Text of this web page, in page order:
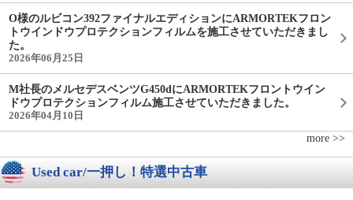
O様のルビコン392ファイナルエディションにARMORTEKフロン
トウインドウプロテクションフィルムを施工させていただきまし
た。
2026年06月25日
M社長のメルセデスベンツG450dにARMORTEKフロントウイン
ドウプロテクションフィルム施工させていただきました。
2026年04月10日
more >>
Used car/一押し！特選中古車